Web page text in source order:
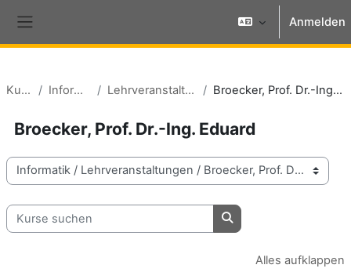
Anmelden
Kurse Informatik Lehrveranstaltungen Broecker, Prof. Dr.-Ing. Eduard
Broecker, Prof. Dr.-Ing. Eduard
Kursbereiche
Kurse suchen
Kurse suchen
Alles aufklappen